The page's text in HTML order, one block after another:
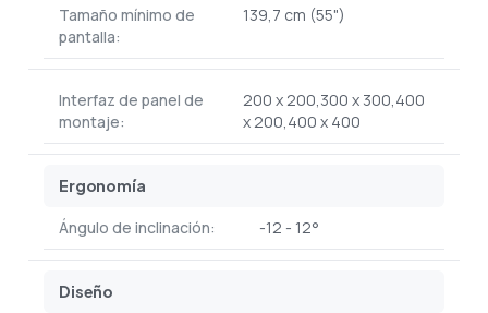
Tamaño mínimo de
pantalla:
139,7 cm (55")
Interfaz de panel de
montaje:
200 x 200,300 x 300,400
x 200,400 x 400
Ergonomía
Ángulo de inclinación: -12 - 12°
Diseño